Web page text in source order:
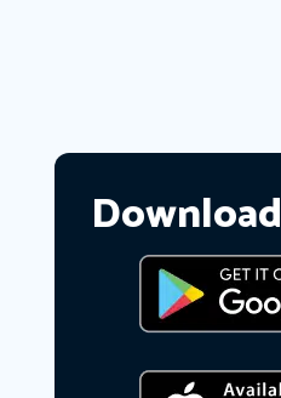
Download